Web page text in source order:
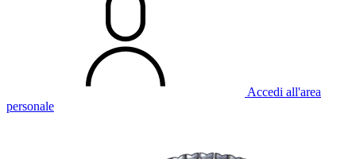
Accedi all'area
personale